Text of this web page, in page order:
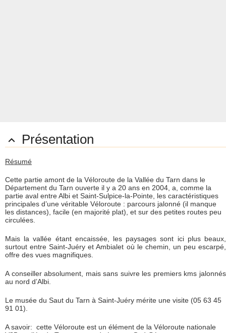
 Présentation
Résumé
Cette partie amont de la Véloroute de la Vallée du Tarn dans le
Département du Tarn ouverte il y a 20 ans en 2004, a, comme la
partie aval entre Albi et Saint-Sulpice-la-Pointe, les caractéristiques
principales d’une véritable Véloroute : parcours jalonné (il manque
les distances), facile (en majorité plat), et sur des petites routes peu
circulées.
Mais la vallée étant encaissée, les paysages sont ici plus beaux,
surtout entre Saint-Juéry et Ambialet où le chemin, un peu escarpé,
offre des vues magnifiques.
A conseiller absolument, mais sans suivre les premiers kms jalonnés
au nord d’Albi.
Le musée du Saut du Tarn à Saint-Juéry mérite une visite (05 63 45
91 01).
A savoir: cette Véloroute est un élément de la Véloroute nationale